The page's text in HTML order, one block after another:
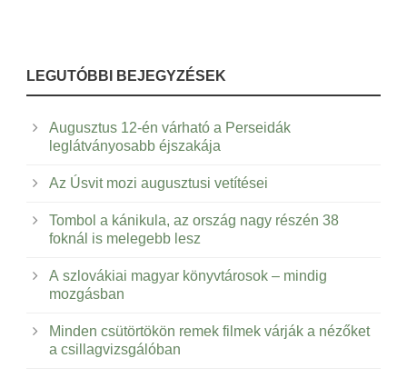
LEGUTÓBBI BEJEGYZÉSEK
Augusztus 12-én várható a Perseidák
leglátványosabb éjszakája
Az Úsvit mozi augusztusi vetítései
Tombol a kánikula, az ország nagy részén 38
foknál is melegebb lesz
A szlovákiai magyar könyvtárosok – mindig
mozgásban
Minden csütörtökön remek filmek várják a nézőket
a csillagvizsgálóban